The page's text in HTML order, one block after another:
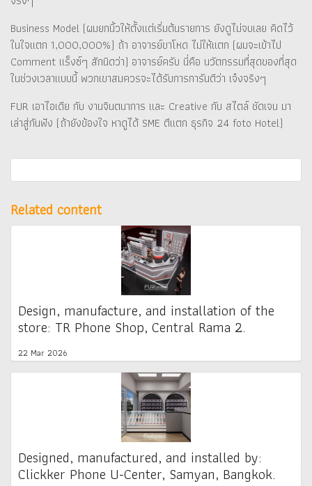
Business Model (ผมยกนิ้วให้ตั้งแต่เริ่มต้นรายการ ยังดูไม่จบเลย คิดไว้
ในใจแตก 1,000,000%) ถ้า อาจารย์ขาโหด ไม่ให้แตก (ผมจะเข้าไป
Comment แร็งซ์ๆ สักนิดว่า) อาจารย์ครับ นี่คือ นวัตกรรมที่สุดของที่สุด
ในช่วงเวลาแบบนี้ พวกเขาสมควรจะได้รับการการันตีว่า เจ๋งจริงๆ
FUR เอาไอเดีย กับ งานจินตนาการ และ Creative กับ สไตล์ ชัดเจน มา
เล่าสู่กันฟัง (ถ้ายังข้องใจ หาดูได้ SME ตีแตก ธุรกิจ 24 foto Hotel)
Related content
Design, manufacture, and installation of the
store: TR Phone Shop, Central Rama 2.
22 Mar 2026
Designed, manufactured, and installed by:
Clickker Phone U-Center, Samyan, Bangkok.